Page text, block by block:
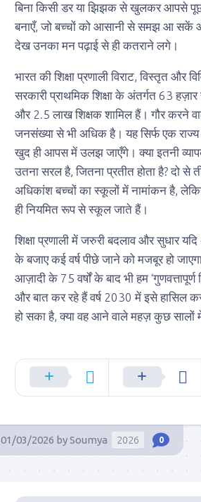
बिना किसी डर या झिझक से खुलकर आपसे
बनाएँ, जो बच्चों को आसानी से समझ आ सकें
देख उनका मन पढ़ाई से ही कतराने लगे।
भारत की शिक्षा प्रणाली विराट, विस्तृत और
सरकारी प्राथमिक शिक्षा के अंतर्गत 63
और 2.5 लाख शिक्षक शामिल हैं। गौर करने
जनसंख्या से भी अधिक है। यह सिर्फ एक
खुद ही आपस में उलझ जाएँगे। क्या इतनी
उतना सरल है, जितना प्रतीत होता है? दो से
अधिकांश बच्चों का स्कूलों में नामांकन है,
ही नियमित रूप से स्कूल जाते हैं।
शिक्षा प्रणाली में जरुरी बदलाव और सुधार
के बजाए कई वर्ष पीछे जाने को मजबूर हो
आज़ादी के 75 वर्षों के बाद भी हम
और बात कर रहे हैं वर्ष 2030 में इसे हासिल
हो सका है, क्या वह आने वाले महज़ कुछ सालों में
01/03/2026 bySoumya 2026 0